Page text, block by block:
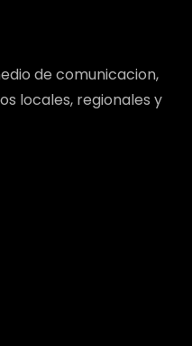
de comunicacion,
locales, regionales y